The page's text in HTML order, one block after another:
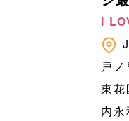
I
戸ノ
東花
内永